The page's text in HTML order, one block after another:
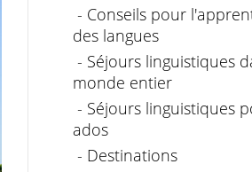
- Conseils pour
des langues
- Séjours linguistiques
monde entier
- Séjours linguistiques
ados
- Destinations